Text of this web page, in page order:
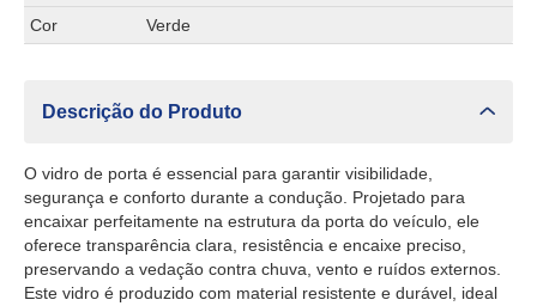
Cor Verde
Descrição do Produto
O vidro de porta é essencial para garantir visibilidade,
segurança e conforto durante a condução. Projetado para
encaixar perfeitamente na estrutura da porta do veículo, ele
oferece transparência clara, resistência e encaixe preciso,
preservando a vedação contra chuva, vento e ruídos externos.
Este vidro é produzido com material resistente e durável, ideal